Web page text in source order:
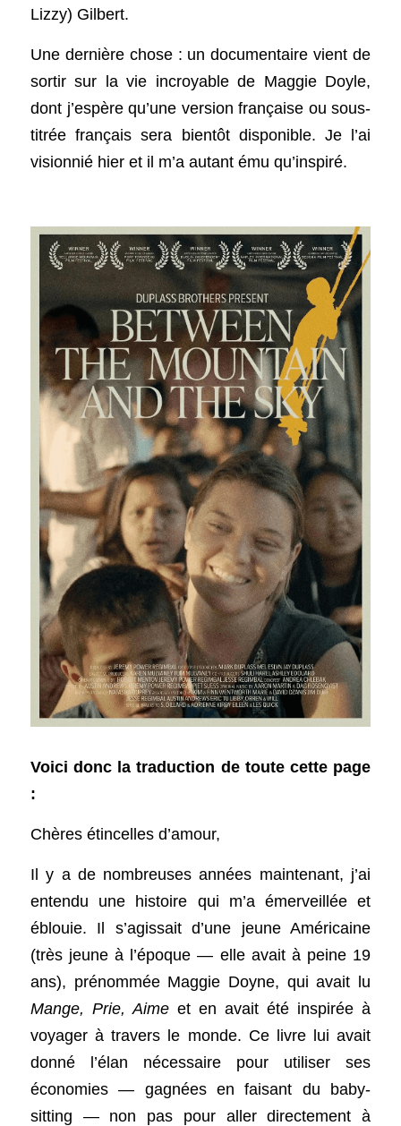
Lizzy) Gilbert.
Une dernière chose : un documentaire vient de
sortir sur la vie incroyable de Maggie Doyle,
dont j’espère qu’une version française ou sous-
titrée français sera bientôt disponible. Je l’ai
visionnié hier et il m’a autant ému qu’inspiré.
Voici donc la traduction de toute cette page
:
Chères étincelles d’amour,
Il y a de nombreuses années maintenant, j’ai
entendu une histoire qui m’a émerveillée et
éblouie. Il s’agissait d’une jeune Américaine
(très jeune à l’époque — elle avait à peine 19
Mange, Prie, Aime et en avait été inspirée à
voyager à travers le monde. Ce livre lui avait
donné l’élan nécessaire pour utiliser ses
économies — gagnées en faisant du baby-
sitting — non pas pour aller directement à